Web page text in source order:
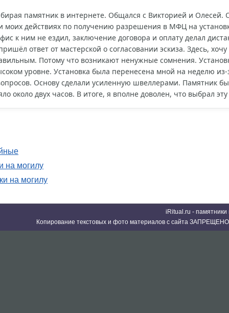
памятник в интернете. Общался с Викторией и
моих действиях по получению разрешения в МФЦ на
к ним не ездил, заключение договора и оплату делал
ответ от мастерской о согласовании эскиза. Здесь,
Потому что возникают ненужные сомнения.
уровне. Установка была перенесена мной на неделю
Основу сделали усиленную швеллерами. Памятник
около двух часов. В итоге, я вполне доволен, что выбрал
на могилу
на могилу
iRitual.ru -
Копирование текстовых и фото материалов с сайта